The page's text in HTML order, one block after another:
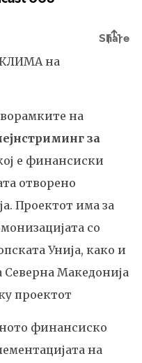
КЛИМА на
на
за
е финансиски
отворено
Проектот има за
со
Унија, како и
Македонија
проектот
финансиско
на